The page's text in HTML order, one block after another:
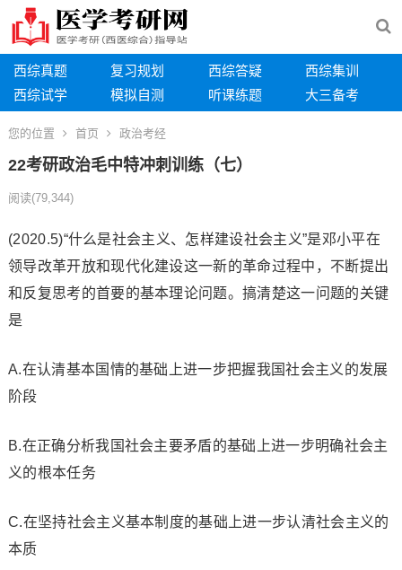
西综真题 复习规划 西综答疑
西综集训
西综试学
模拟自测 听课练题 大三备考
您的位置 首页 政治考经
22考研政治毛中特冲刺训练（七）
阅读(79,344)
(2020.5)“什么是社会主义、怎样建设社会主义”是邓小平在
领导改革开放和现代化建设这一新的革命过程中，不断提出
和反复思考的首要的基本理论问题。搞清楚这一问题的关键
是
A.在认清基本国情的基础上进一步把握我国社会主义的发展
阶段
B.在正确分析我国社会主要矛盾的基础上进一步明确社会主
义的根本任务
C.在坚持社会主义基本制度的基础上进一步认清社会主义的
本质